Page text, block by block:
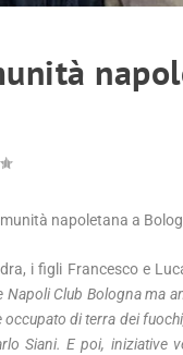
napoletana a
i figli Francesco e
Club Bologna ma
di terra dei
Siani. E poi,